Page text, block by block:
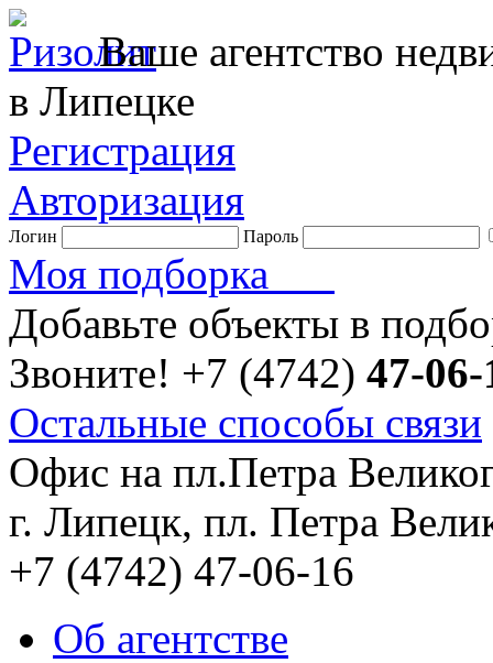
Ваше агентство
в Липецке
Регистрация
Авторизация
Логин Пароль
Моя подборка
Добавьте объекты в
Звоните! +7 (4742) 47-06-
Остальные способы связи
Офис на пл.Петра
г. Липецк, пл. Петра
+7 (4742) 47-06-16
Об агентстве